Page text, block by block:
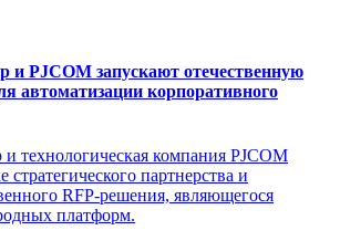
и PJCOM запускают отечественную
автоматизации корпоративного
технологическая компания PJCOM
стратегического партнерства и
RFP-решения, являющегося
платформ.